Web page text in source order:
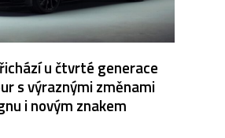
u čtvrté generace
s výraznými změnami
i novým znakem